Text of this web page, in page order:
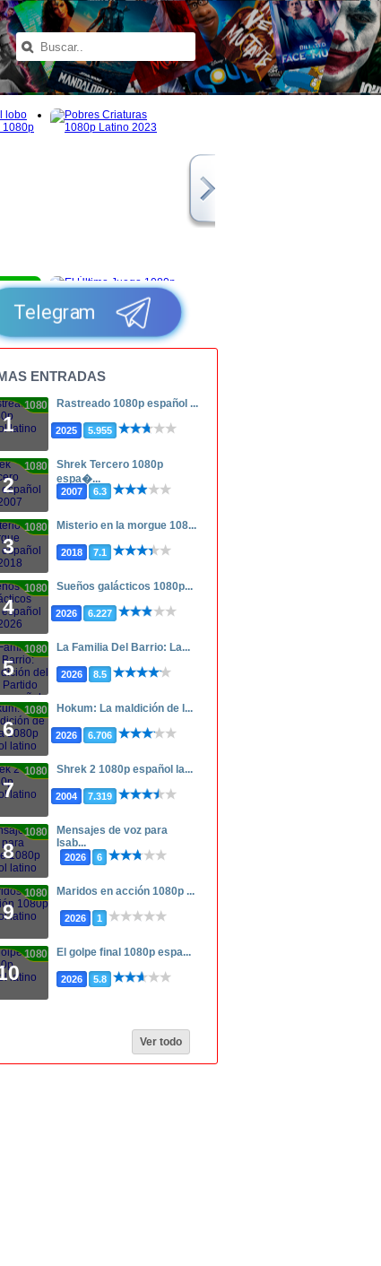
1080p
Telegram
ENTRADAS
1
1080p Rastreado 1080p español ...
2025 5.955
2
1080p
Shrek Tercero 1080p
espa�...
2007 6.3
3
1080p Misterio en la morgue 108...
2018 7.1
4
1080p Sueños galácticos 1080p...
2026 6.227
5
1080p La Familia Del Barrio: La...
2026 8.5
6
1080p Hokum: La maldición de l...
2026 6.706
7
1080p Shrek 2 1080p español la...
2004 7.319
8
1080p
Mensajes de voz para
Isab...
2026 6
9
1080p Maridos en acción 1080p ...
2026 1
1080p El golpe final 1080p espa...
2026 5.8
Ver todo